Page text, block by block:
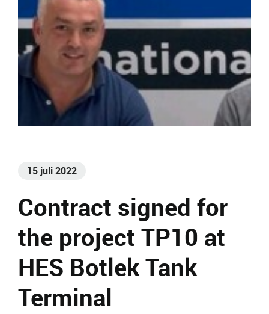
15 juli 2022
Contract signed for
the project TP10 at
HES Botlek Tank
Terminal